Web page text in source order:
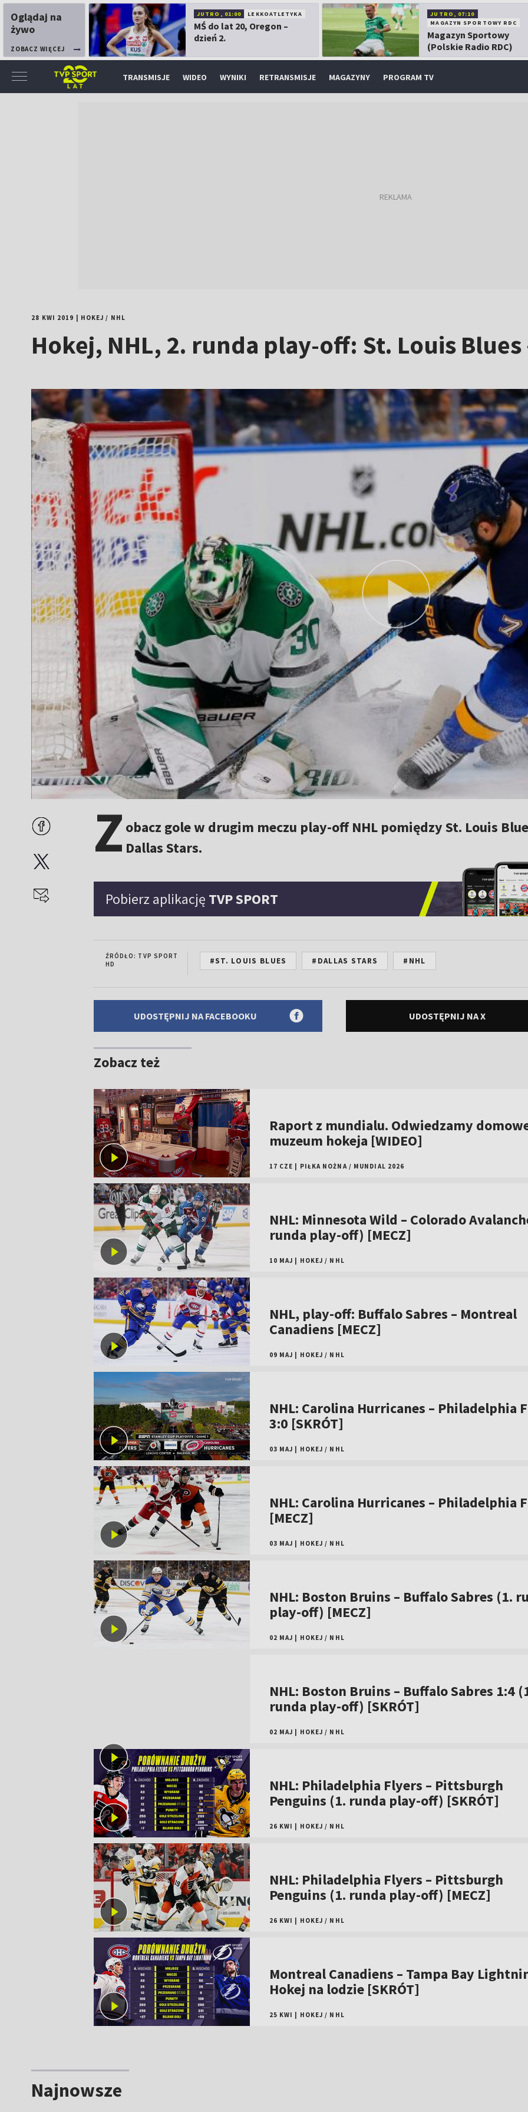
Oglądaj na
żywo
ZOBACZ WIĘCEJ
JUTRO, 01:00 LEKKOATLETYKA
MŚ do lat 20, Oregon –
dzień 2.
JUTRO, 07:10
MAGAZYN SPORTOWY RDC
Magazyn Sportowy
(Polskie Radio RDC)
TRANSMISJE WIDEO WYNIKI RETRANSMISJE MAGAZYNY PROGRAM TV
28 KWI 2019 HOKEJ / NHL
Hokej, NHL, 2. runda play-off: St. Louis Blues
Z obacz gole w drugim meczu play-off NHL pomiędzy St. Louis
Dallas Stars.
Pobierz aplikację TVP SPORT
ŹRÓDŁO: TVP SPORT
HD
#ST. LOUIS BLUES #DALLAS STARS #NHL
UDOSTĘPNIJ NA FACEBOOKU UDOSTĘPNIJ NA X
Zobacz też
Raport z mundialu. Odwiedzamy
muzeum hokeja [WIDEO]
17 CZE PIŁKA NOŻNA / MUNDIAL 2026
NHL: Minnesota Wild – Colorado
runda play-off) [MECZ]
10 MAJ HOKEJ / NHL
NHL, play-off: Buffalo Sabres – Montreal
Canadiens [MECZ]
09 MAJ HOKEJ / NHL
NHL: Carolina Hurricanes – Philadelphia
3:0 [SKRÓT]
03 MAJ HOKEJ / NHL
NHL: Carolina Hurricanes – Philadelphia
[MECZ]
03 MAJ HOKEJ / NHL
NHL: Boston Bruins – Buffalo Sabres (1.
play-off) [MECZ]
02 MAJ HOKEJ / NHL
NHL: Boston Bruins – Buffalo Sabres 1:4
runda play-off) [SKRÓT]
02 MAJ HOKEJ / NHL
NHL: Philadelphia Flyers – Pittsburgh
Penguins (1. runda play-off) [SKRÓT]
26 KWI HOKEJ / NHL
NHL: Philadelphia Flyers – Pittsburgh
Penguins (1. runda play-off) [MECZ]
26 KWI HOKEJ / NHL
Montreal Canadiens – Tampa Bay
Hokej na lodzie [SKRÓT]
25 KWI HOKEJ / NHL
Najnowsze